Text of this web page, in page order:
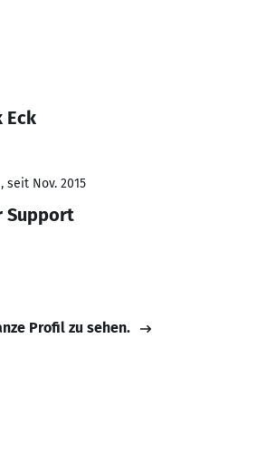
Eck
seit Nov. 2015
Support
Profil zu sehen.